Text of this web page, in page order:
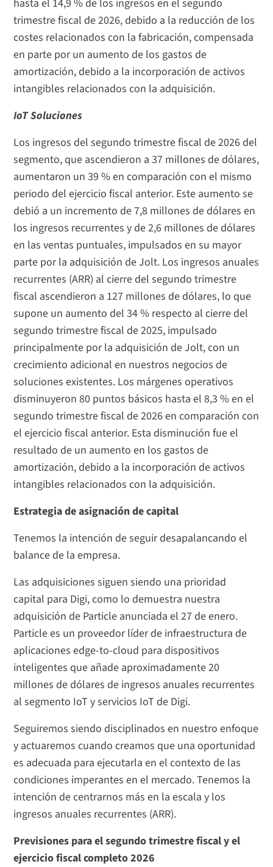
hasta el 14,9 % de los ingresos en el segundo
trimestre fiscal de 2026, debido a la reducción de los
costes relacionados con la fabricación, compensada
en parte por un aumento de los gastos de
amortización, debido a la incorporación de activos
intangibles relacionados con la adquisición.
IoT Soluciones
Los ingresos del segundo trimestre fiscal de 2026 del
segmento, que ascendieron a 37 millones de dólares,
aumentaron un 39 % en comparación con el mismo
periodo del ejercicio fiscal anterior. Este aumento se
debió a un incremento de 7,8 millones de dólares en
los ingresos recurrentes y de 2,6 millones de dólares
en las ventas puntuales, impulsados en su mayor
parte por la adquisición de Jolt. Los ingresos anuales
recurrentes (ARR) al cierre del segundo trimestre
fiscal ascendieron a 127 millones de dólares, lo que
supone un aumento del 34 % respecto al cierre del
segundo trimestre fiscal de 2025, impulsado
principalmente por la adquisición de Jolt, con un
crecimiento adicional en nuestros negocios de
soluciones existentes. Los márgenes operativos
disminuyeron 80 puntos básicos hasta el 8,3 % en el
segundo trimestre fiscal de 2026 en comparación con
el ejercicio fiscal anterior. Esta disminución fue el
resultado de un aumento en los gastos de
amortización, debido a la incorporación de activos
intangibles relacionados con la adquisición.
Estrategia de asignación de capital
Tenemos la intención de seguir desapalancando el
balance de la empresa.
Las adquisiciones siguen siendo una prioridad
capital para Digi, como lo demuestra nuestra
adquisición de Particle anunciada el 27 de enero.
Particle es un proveedor líder de infraestructura de
aplicaciones edge-to-cloud para dispositivos
inteligentes que añade aproximadamente 20
millones de dólares de ingresos anuales recurrentes
al segmento IoT y servicios IoT de Digi.
Seguiremos siendo disciplinados en nuestro enfoque
y actuaremos cuando creamos que una oportunidad
es adecuada para ejecutarla en el contexto de las
condiciones imperantes en el mercado. Tenemos la
intención de centrarnos más en la escala y los
ingresos anuales recurrentes (ARR).
Previsiones para el segundo trimestre fiscal y el
ejercicio fiscal completo 2026